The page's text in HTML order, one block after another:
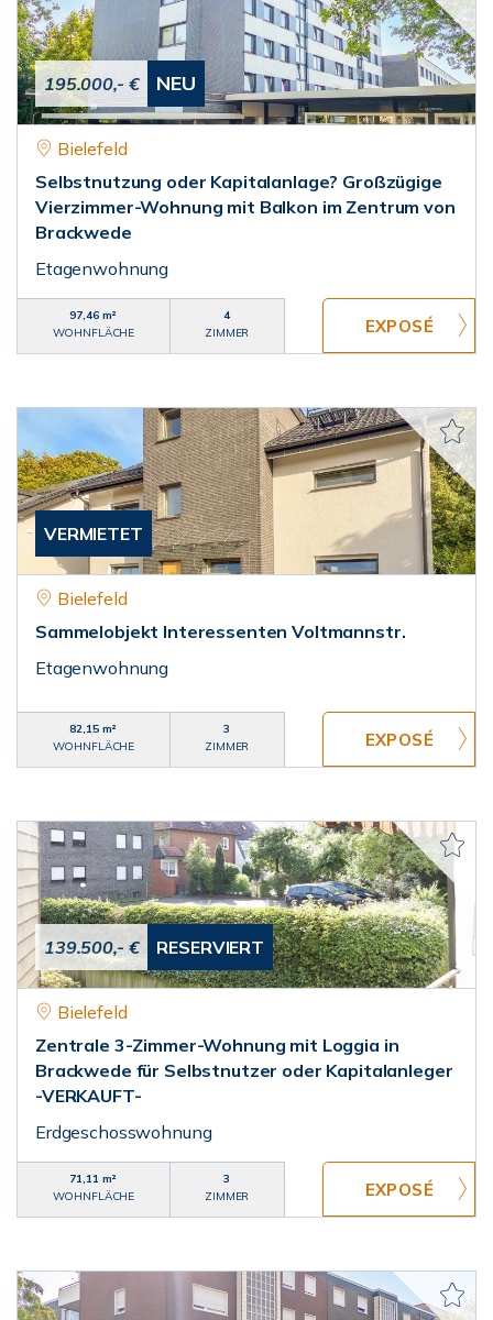
195.000,- € NEU
Bielefeld
Selbstnutzung oder Kapitalanlage? Großzügige
Vierzimmer-Wohnung mit Balkon im Zentrum von
Brackwede
Etagenwohnung
97,46 m²
WOHNFLÄCHE
4
ZIMMER
VERMIETET
Bielefeld
Sammelobjekt Interessenten Voltmannstr.
Etagenwohnung
82,15 m²
WOHNFLÄCHE
3
ZIMMER
139.500,- € RESERVIERT
Bielefeld
Zentrale 3-Zimmer-Wohnung mit Loggia in
Brackwede für Selbstnutzer oder Kapitalanleger
-VERKAUFT-
Erdgeschosswohnung
71,11 m²
WOHNFLÄCHE
3
ZIMMER